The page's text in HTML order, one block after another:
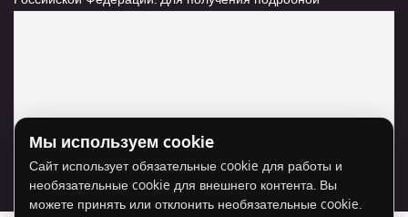
информации о стоимости и сроках выполнения услуг,
Для отображения карты нужно разрешить
использование cookie для внешнего контента.
Разрешить cookie
Мы используем cookie
Сайт использует обязательные cookie для работы и
необязательные cookie для внешнего контента. Вы
можете принять или отклонить необязательные cookie.